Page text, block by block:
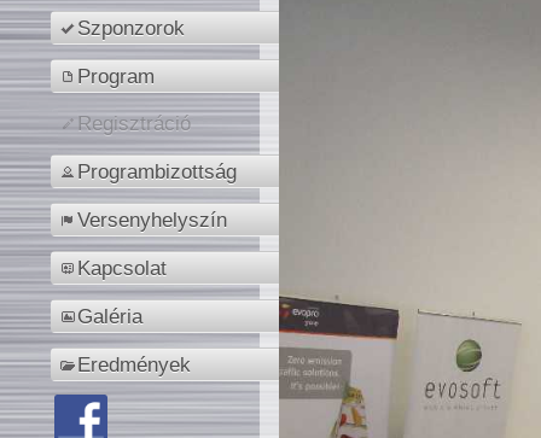
Szponzorok
Program
Regisztráció
Programbizottság
Versenyhelyszín
Kapcsolat
Galéria
Eredmények